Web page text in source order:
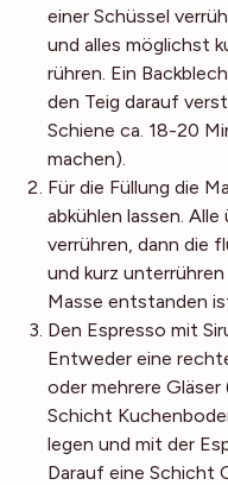
einer Schüssel
und alles möglichst
rühren. Ein
den Teig darauf
Schiene ca. 18-20
machen).
Für die Füllung die
abkühlen lassen.
verrühren, dann die
und kurz
Masse entstanden
Den Espresso mit
Entweder eine
oder mehrere
Schicht
legen und mit der
Darauf eine Schicht